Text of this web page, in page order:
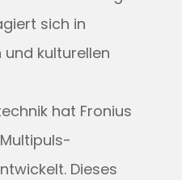
sich in
kulturellen
hat Fronius
Dieses